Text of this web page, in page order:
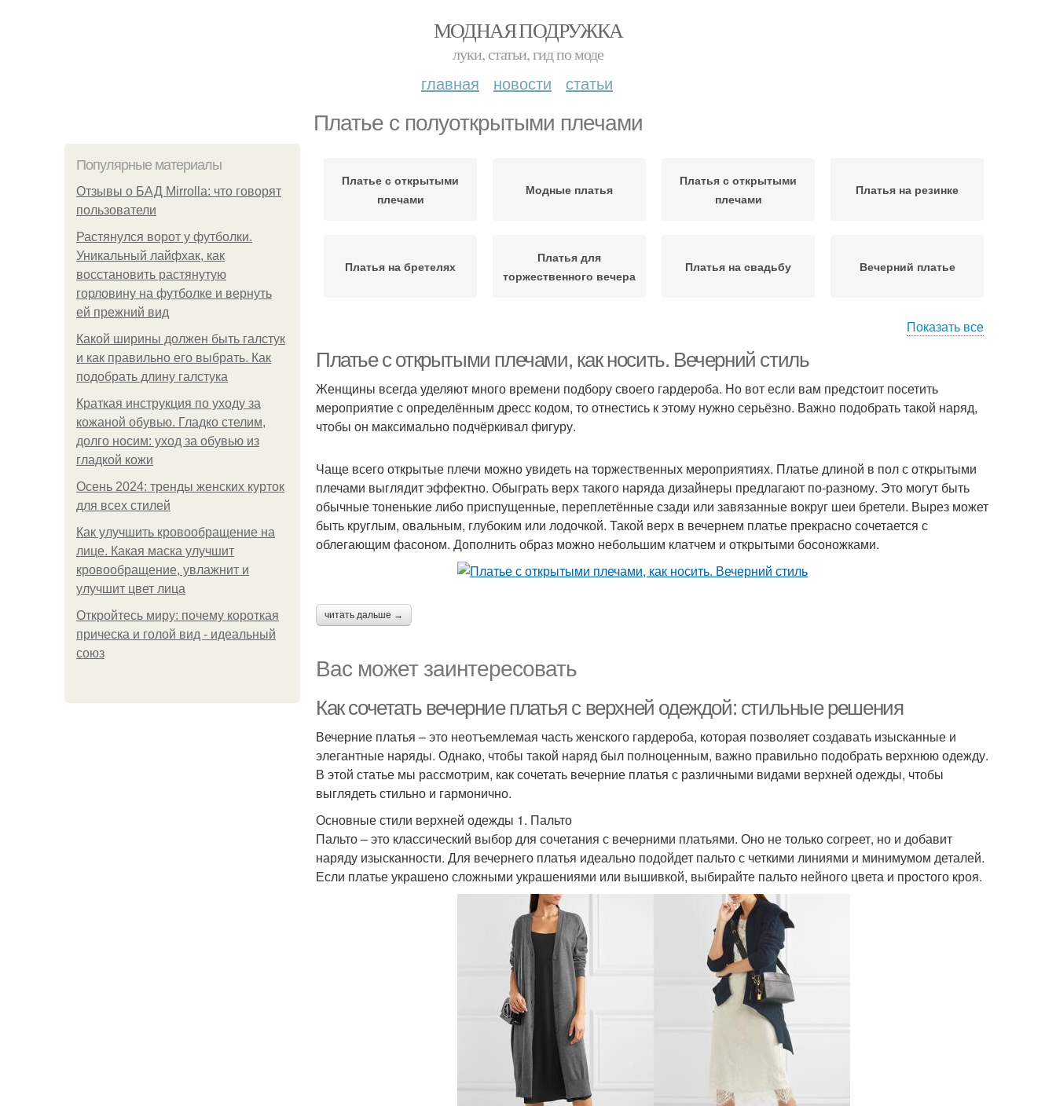
МОДНАЯ ПОДРУЖКА
луки, статьи, гид по моде
главная новости статьи
Платье с полуоткрытыми плечами
Популярные материалы
Отзывы о БАД Mirrolla: что говорят
пользователи
Растянулся ворот у футболки.
Уникальный лайфхак, как
восстановить растянутую
горловину на футболке и вернуть
ей прежний вид
Какой ширины должен быть галстук
и как правильно его выбрать. Как
подобрать длину галстука
Краткая инструкция по уходу за
кожаной обувью. Гладко стелим,
долго носим: уход за обувью из
гладкой кожи
Осень 2024: тренды женских курток
для всех стилей
Как улучшить кровообращение на
лице. Какая маска улучшит
кровообращение, увлажнит и
улучшит цвет лица
Откройтесь миру: почему короткая
прическа и голой вид - идеальный
союз
Платье с открытыми
плечами
Модные платья
Платья с открытыми
плечами
Платья на резинке
Платья на бретелях
Платья для
торжественного вечера
Платья на свадьбу Вечерний платье
платьев
Показать все
Платье с открытыми плечами, как носить. Вечерний стиль
Женщины всегда уделяют много времени подбору своего гардероба. Но вот если вам предстоит посетить
мероприятие с определённым дресс кодом, то отнестись к этому нужно серьёзно. Важно подобрать такой наряд,
чтобы он максимально подчёркивал фигуру.
Чаще всего открытые плечи можно увидеть на торжественных мероприятиях. Платье длиной в пол с открытыми
плечами выглядит эффектно. Обыграть верх такого наряда дизайнеры предлагают по-разному. Это могут быть
обычные тоненькие либо приспущенные, переплетённые сзади или завязанные вокруг шеи бретели. Вырез может
быть круглым, овальным, глубоким или лодочкой. Такой верх в вечернем платье прекрасно сочетается с
облегающим фасоном. Дополнить образ можно небольшим клатчем и открытыми босоножками.
читать дальше →
Вас может заинтересовать
Как сочетать вечерние платья с верхней одеждой: стильные решения
Вечерние платья – это неотъемлемая часть женского гардероба, которая позволяет создавать изысканные и
элегантные наряды. Однако, чтобы такой наряд был полноценным, важно правильно подобрать верхнюю одежду.
В этой статье мы рассмотрим, как сочетать вечерние платья с различными видами верхней одежды, чтобы
выглядеть стильно и гармонично.
Основные стили верхней одежды 1. Пальто
Пальто – это классический выбор для сочетания с вечерними платьями. Оно не только согреет, но и добавит
наряду изысканности. Для вечернего платья идеально подойдет пальто с четкими линиями и минимумом деталей.
Если платье украшено сложными украшениями или вышивкой, выбирайте пальто нейного цвета и простого кроя.